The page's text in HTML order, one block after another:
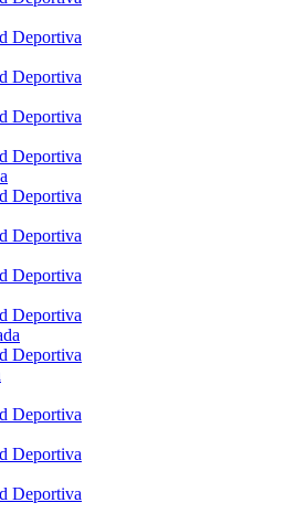
Deportiva
Deportiva
Deportiva
Deportiva
Deportiva
Deportiva
Deportiva
Deportiva
Deportiva
Deportiva
Deportiva
Deportiva